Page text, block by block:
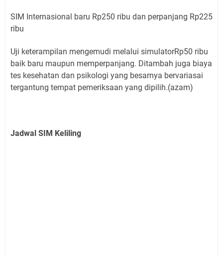
SIM Internasional baru Rp250 ribu dan perpanjang Rp225
ribu
Uji keterampilan mengemudi melalui simulatorRp50 ribu
baik baru maupun memperpanjang. Ditambah juga biaya
tes kesehatan dan psikologi yang besarnya bervariasai
tergantung tempat pemeriksaan yang dipilih.(azam)
Jadwal SIM Keliling